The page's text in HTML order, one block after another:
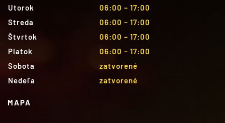
Utorok
06:00 – 17:00
Streda
06:00 – 17:00
Štvrtok
06:00 – 17:00
Piatok
06:00 – 17:00
Sobota
zatvorené
Nedeľa
zatvorené
MAPA